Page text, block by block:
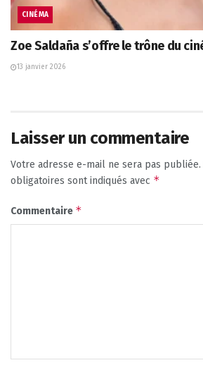
CINÉMA
Zoe Saldaña s’offre le trône du
13 janvier 2026
Laisser un commentaire
Votre adresse e-mail ne sera pas publiée.
obligatoires sont indiqués avec *
Commentaire *